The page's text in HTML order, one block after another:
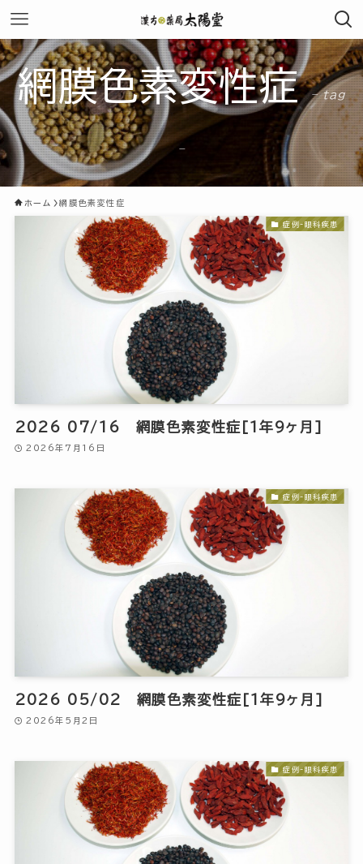
網膜色素変性症 – tag
–
ホーム 網膜色素変性症
症例-眼科疾患
2026 07/16 網膜色素変性症[1年9ヶ月]
2026年7月16日
症例-眼科疾患
2026 05/02 網膜色素変性症[1年9ヶ月]
2026年5月2日
症例-眼科疾患